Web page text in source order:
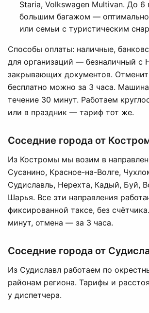
Staria, Volkswagen Multivan. До 6
большим багажом — оптимально
или семьи с туристическим
Способы оплаты: наличные,
для организаций — безналичный с
закрывающих документов.
бесплатно можно за 3 часа.
течение 30 минут. Работаем
или в праздник — тариф тот же.
Соседние города от
Из Костромы мы возим в
Сусанино, Красное-на-Волге,
Судиславль, Нерехта, Кадый, Буй,
Шарья. Все эти направления
фиксированной таксе, без
минут, отмена — за 3 часа.
Соседние города от
Из Судиславл работаем по
районам региона. Тарифы и
у диспетчера.